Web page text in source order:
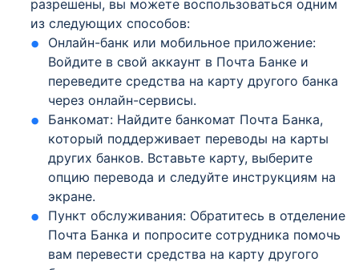
разрешены, вы можете воспользоваться одним
из следующих способов:
Онлайн-банк или мобильное приложение:
Войдите в свой аккаунт в Почта Банке и
переведите средства на карту другого банка
через онлайн-сервисы.
Банкомат: Найдите банкомат Почта Банка,
который поддерживает переводы на карты
других банков. Вставьте карту, выберите
опцию перевода и следуйте инструкциям на
экране.
Пункт обслуживания: Обратитесь в отделение
Почта Банка и попросите сотрудника помочь
вам перевести средства на карту другого